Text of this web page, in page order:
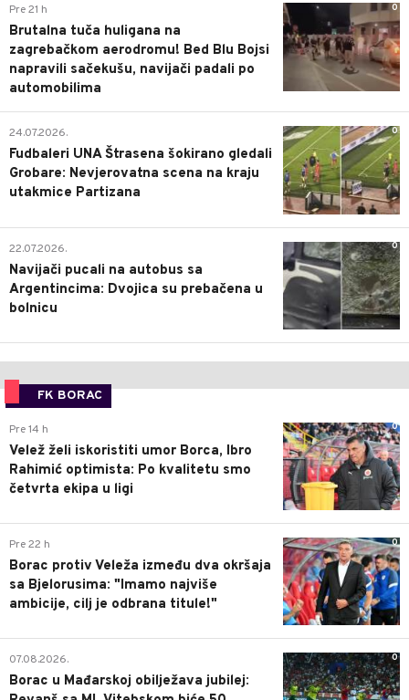
0
Pre 21 h
Brutalna tuča huligana na
zagrebačkom aerodromu! Bed Blu Bojsi
napravili sačekušu, navijači padali po
automobilima
0
24.07.2026.
Fudbaleri UNA Štrasena šokirano gledali
Grobare: Nevjerovatna scena na kraju
utakmice Partizana
0
22.07.2026.
Navijači pucali na autobus sa
Argentincima: Dvojica su prebačena u
bolnicu
FK BORAC
0
Pre 14 h
Velež želi iskoristiti umor Borca, Ibro
Rahimić optimista: Po kvalitetu smo
četvrta ekipa u ligi
0
Pre 22 h
Borac protiv Veleža između dva okršaja
sa Bjelorusima: "Imamo najviše
ambicije, cilj je odbrana titule!"
0
07.08.2026.
Borac u Mađarskoj obilježava jubilej: